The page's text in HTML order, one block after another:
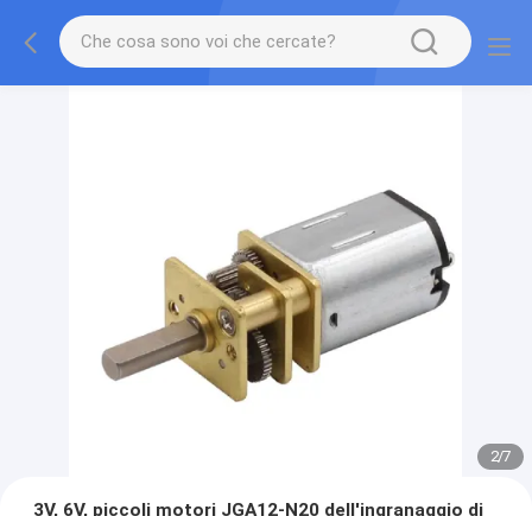
2/7
3V, 6V, piccoli motori JGA12-N20 dell'ingranaggio di